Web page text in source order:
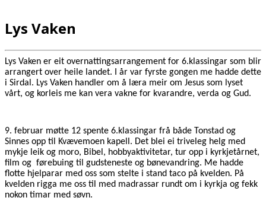
Lys Vaken
Lys Vaken er eit overnattingsarrangement for 6.klassingar som blir
arrangert over heile landet. I år var fyrste gongen me hadde dette
i Sirdal. Lys Vaken handler om å læra meir om Jesus som lyset
vårt, og korleis me kan vera vakne for kvarandre, verda og Gud.
9. februar møtte 12 spente 6.klassingar frå både Tonstad og
Sinnes opp til Kvævemoen kapell. Det blei ei triveleg helg med
mykje leik og moro, Bibel, hobbyaktivitetar, tur opp i kyrkjetårnet,
film og førebuing til gudsteneste og bønevandring. Me hadde
flotte hjelparar med oss som stelte i stand taco på kvelden. På
kvelden rigga me oss til med madrassar rundt om i kyrkja og fekk
nokon timar med søvn.